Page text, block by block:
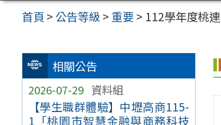
首頁 > 公告等級 > 重要> 112學年度桃
相關公告
2026-07-29 資料組
【學生職群體驗】中壢高商115-
1「桃園市智慧金融與商務科技